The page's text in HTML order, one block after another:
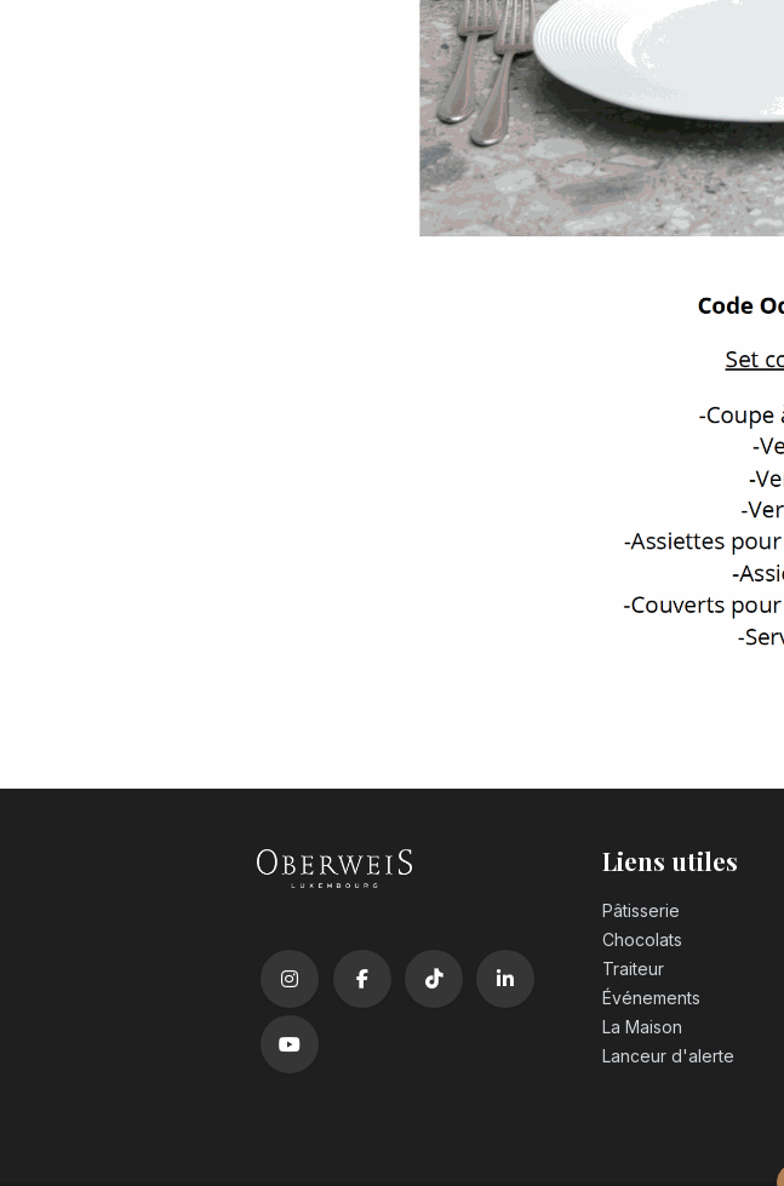
Liens utiles
Pâtisserie
Chocolats
Traiteur
Événements
La Maison
Lanceur d'alerte